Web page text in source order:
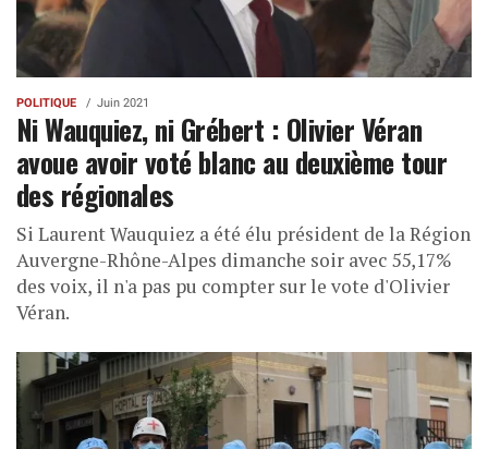
POLITIQUE Juin 2021
Ni Wauquiez, ni Grébert : Olivier Véran
avoue avoir voté blanc au deuxième tour
des régionales
Si Laurent Wauquiez a été élu président de la Région
Auvergne-Rhône-Alpes dimanche soir avec 55,17%
des voix, il n'a pas pu compter sur le vote d'Olivier
Véran.